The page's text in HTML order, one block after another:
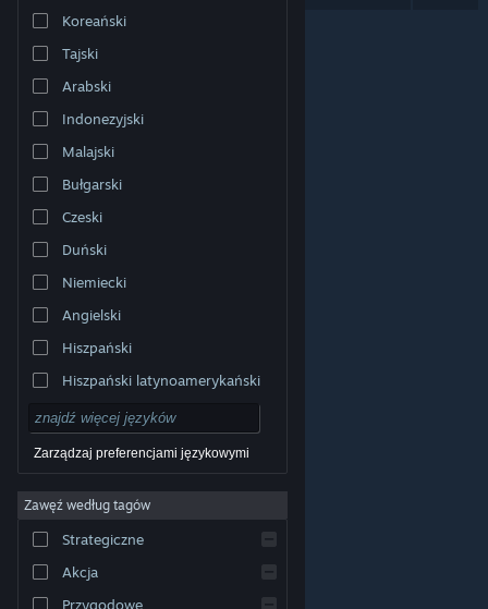
Pobierz aplikację mobilną Steam
Wersja przeglądarkowa
© Valve Corporation. Wszelkie prawa zastrzeżone.
właścicieli w Stanach Zjednoczonych i innych krajach.
dostępu
Umowa użytkownika Steam
pieniędzy |Ciasteczka
Koreański
Tajski
Arabski
Indonezyjski
Malajski
Bułgarski
Czeski
Duński
Niemiecki
Angielski
Hiszpański
Hiszpański latynoamerykański
Zarządzaj preferencjami językowymi
Zawęź według tagów
Strategiczne
Akcja
Przygodowe